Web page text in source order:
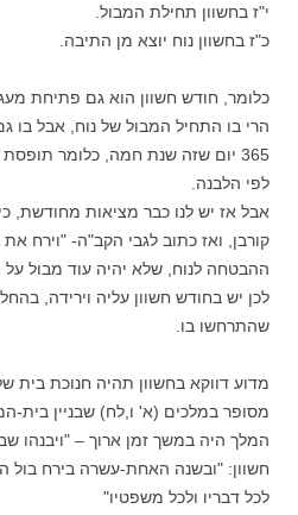
י"ז בחשוון תחילת המבול.
כ"ז בחשוון נוח יוצא מן התיבה.
כלומר, חודש חשוון הוא גם פתיחת
הרי בו התחיל המבול של נוח, אבל בו
לפי הלבנה.
אבל אז יש לנו כבר מציאות מחודשת,
קורבן, ואז כתוב לגבי הקב"ה- "וירח
ההבטחה לנוח, שלא יהיה עוד מבול על
לכן יש בחודש חשוון עליה וירידה,
שהתרחשו בו.
מדוע דווקא בחשוון תהיה חנוכת בית
מסופר במלכים (א' ו,לח) שבניין בית-
המלך היה במשך זמן ארוך – "ויבנהו
חשוון: "ובשנה האחת-עשרה בירח בול
לכל דבריו ולכל משפטיו"